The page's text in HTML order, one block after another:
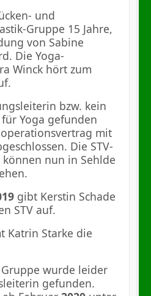
und
Gruppe 15 Jahre,
von Sabine
Die Yoga-
Winck hört zum
bzw. kein
Yoga gefunden
mit
Die STV-
können nun in Sehlde
gibt Kerstin Schade
STV auf.
Katrin Starke die
wurde leider
gefunden.